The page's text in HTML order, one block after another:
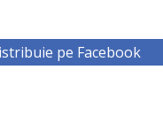
pe Facebook